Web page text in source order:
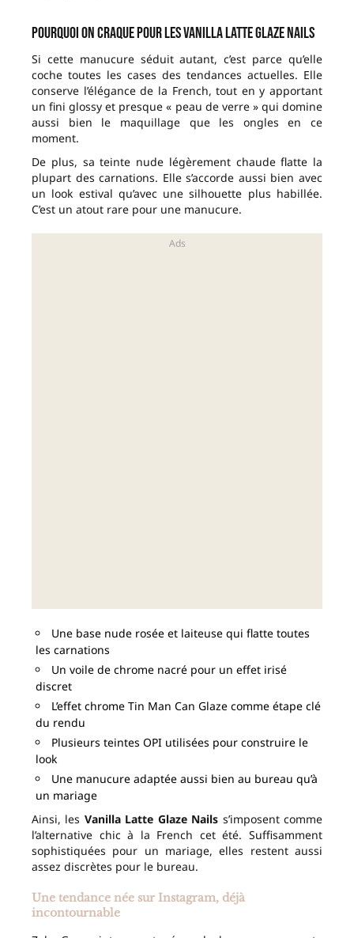
Pourquoi on craque pour les Vanilla Latte Glaze Nails
Si cette manucure séduit autant, c’est parce qu’elle
coche toutes les cases des tendances actuelles. Elle
conserve l’élégance de la French, tout en y apportant
un fini glossy et presque « peau de verre » qui domine
aussi bien le maquillage que les ongles en ce
moment.
De plus, sa teinte nude légèrement chaude flatte la
plupart des carnations. Elle s’accorde aussi bien avec
un look estival qu’avec une silhouette plus habillée.
C’est un atout rare pour une manucure.
Une base nude rosée et laiteuse qui flatte toutes
les carnations
Un voile de chrome nacré pour un effet irisé
discret
L’effet chrome Tin Man Can Glaze comme étape clé
du rendu
Plusieurs teintes OPI utilisées pour construire le
look
Une manucure adaptée aussi bien au bureau qu’à
un mariage
Ainsi, les Vanilla Latte Glaze Nails s’imposent comme
l’alternative chic à la French cet été. Suffisamment
sophistiquées pour un mariage, elles restent aussi
assez discrètes pour le bureau.
Une tendance née sur Instagram, déjà
incontournable